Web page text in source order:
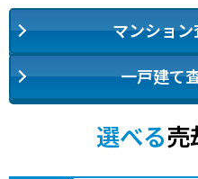
マンショ
一戸建て
選べる